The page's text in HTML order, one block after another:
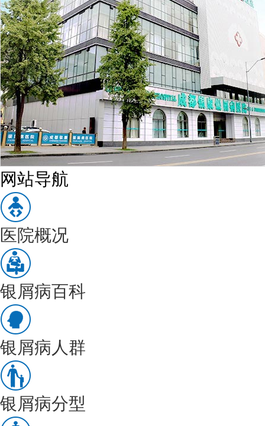
网站导航
医院概况
银屑病百科
银屑病人群
银屑病分型